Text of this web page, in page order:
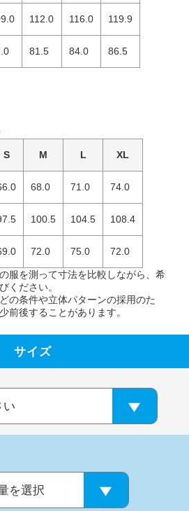
112.0 116.0 119.9
81.5 84.0 86.5
S M L XL
68.0 71.0 74.0
100.5 104.5 108.4
72.0 75.0 72.0
服を測って寸法を比較しながら、希
ください。
の条件や立体パターンの採用のた
前後することがあります。
サイズ